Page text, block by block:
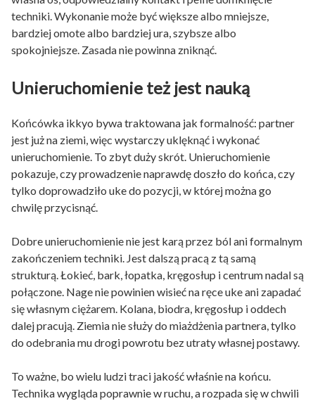
techniki. Wykonanie może być większe albo mniejsze,
bardziej omote albo bardziej ura, szybsze albo
spokojniejsze. Zasada nie powinna zniknąć.
Unieruchomienie też jest nauką
Końcówka ikkyo bywa traktowana jak formalność: partner
jest już na ziemi, więc wystarczy uklęknąć i wykonać
unieruchomienie. To zbyt duży skrót. Unieruchomienie
pokazuje, czy prowadzenie naprawdę doszło do końca, czy
tylko doprowadziło uke do pozycji, w której można go
chwilę przycisnąć.
Dobre unieruchomienie nie jest karą przez ból ani formalnym
zakończeniem techniki. Jest dalszą pracą z tą samą
strukturą. Łokieć, bark, łopatka, kręgosłup i centrum nadal są
połączone. Nage nie powinien wisieć na ręce uke ani zapadać
się własnym ciężarem. Kolana, biodra, kręgosłup i oddech
dalej pracują. Ziemia nie służy do miażdżenia partnera, tylko
do odebrania mu drogi powrotu bez utraty własnej postawy.
To ważne, bo wielu ludzi traci jakość właśnie na końcu.
Technika wygląda poprawnie w ruchu, a rozpada się w chwili